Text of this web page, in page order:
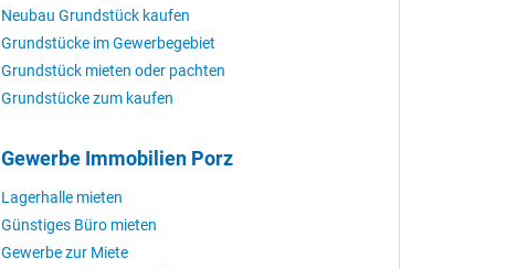
Neubau Grundstück kaufen
Grundstücke im Gewerbegebiet
Grundstück mieten oder pachten
Grundstücke zum kaufen
Gewerbe Immobilien Porz
Lagerhalle mieten
Günstiges Büro mieten
Gewerbe zur Miete